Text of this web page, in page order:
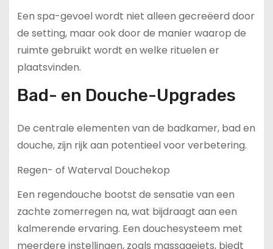
Een spa-gevoel wordt niet alleen gecreëerd door
de setting, maar ook door de manier waarop de
ruimte gebruikt wordt en welke rituelen er
plaatsvinden.
Bad- en Douche-Upgrades
De centrale elementen van de badkamer, bad en
douche, zijn rijk aan potentieel voor verbetering.
Regen- of Waterval Douchekop
Een regendouche bootst de sensatie van een
zachte zomerregen na, wat bijdraagt aan een
kalmerende ervaring. Een douchesysteem met
meerdere instellingen, zoals massagejets, biedt